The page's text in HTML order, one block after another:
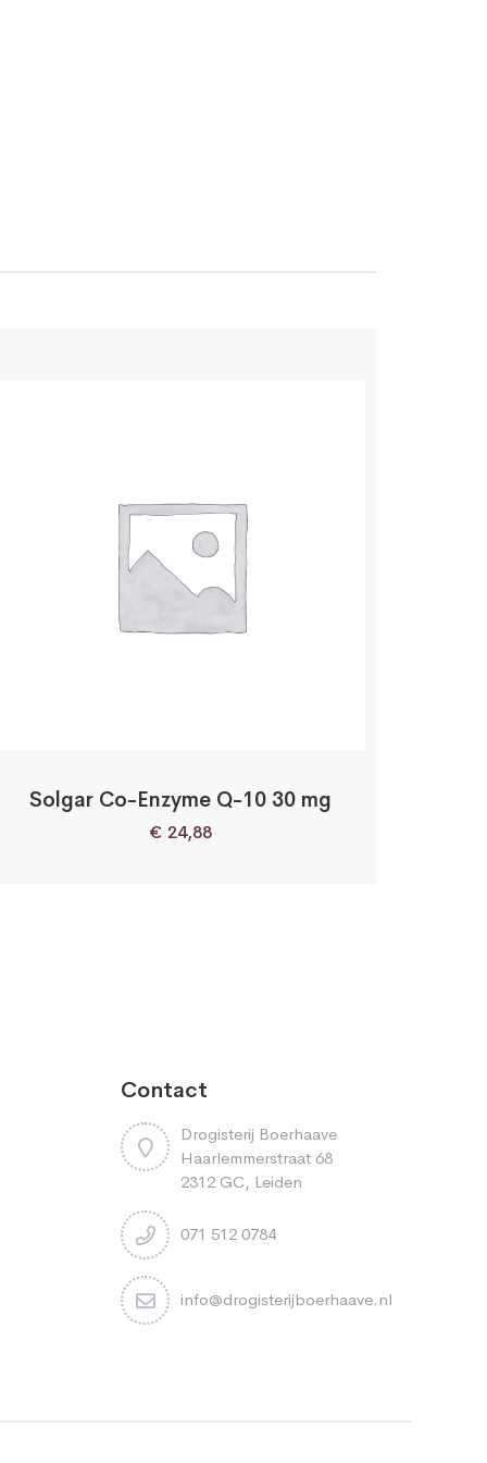
Solgar Co-Enzyme Q-10 30 mg
€ 24,88
Contact
Drogisterij Boerhaave
Haarlemmerstraat 68
2312 GC, Leiden
071 512 0784
info@drogisterijboerhaave.nl